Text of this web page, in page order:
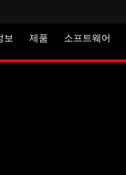
보 제품 소프트웨어